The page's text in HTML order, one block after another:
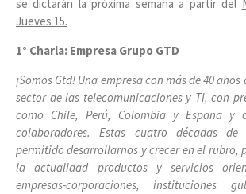
se dictarán la próxima semana a partir del
Jueves 15.
1° Charla: Empresa Grupo GTD
¡Somos Gtd! Una empresa con más de 40
sector de las telecomunicaciones y TI, con
como Chile, Perú, Colombia y España y
colaboradores. Estas cuatro décadas
permitido desarrollarnos y crecer en el rubro,
la actualidad productos y servicios
empresas-corporaciones, instituciones